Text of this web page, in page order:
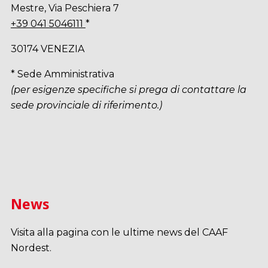
Mestre, Via Peschiera 7
+39 041 5046111 *
30174 VENEZIA
* Sede Amministrativa
(per esigenze specifiche si prega di contattare la
sede provinciale di riferimento.)
News
Visita alla pagina con le ultime news del CAAF
Nordest.